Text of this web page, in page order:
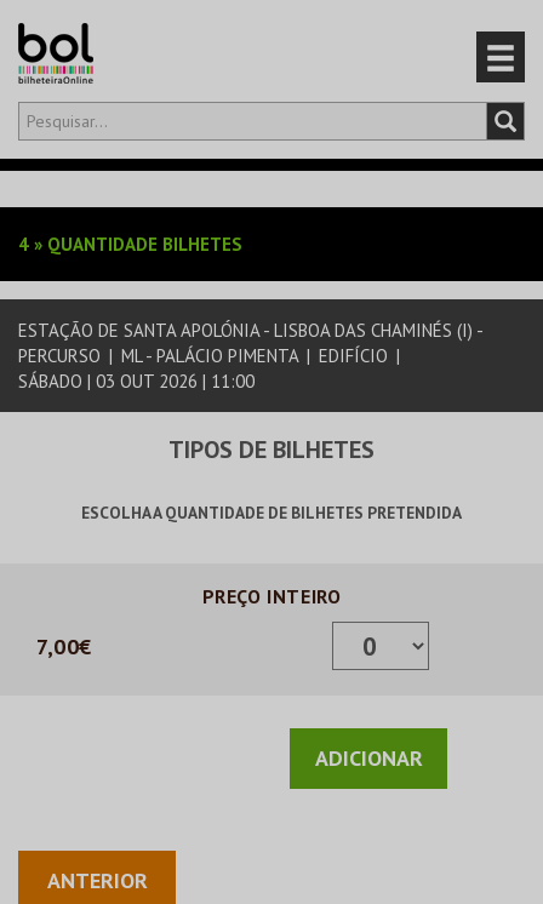
Olá,iniciar sessão
EVENTOS
CARTÕES
PRODUTOS
4 » QUANTIDADE BILHETES
ESTAÇÃO DE SANTA APOLÓNIA - LISBOA DAS CHAMINÉS (I) -
PERCURSO | ML - PALÁCIO PIMENTA | EDIFÍCIO |
SÁBADO | 03 OUT 2026 | 11:00
TIPOS DE BILHETES
ESCOLHA A QUANTIDADE DE BILHETES PRETENDIDA
PREÇO INTEIRO
7,00€
ANTERIOR